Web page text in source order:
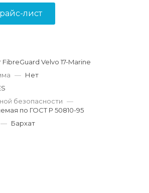
лист
FibreGuard Velvo 17-Marine
— Нет
безопасности —
по ГОСТ Р 50810-95
— Бархат